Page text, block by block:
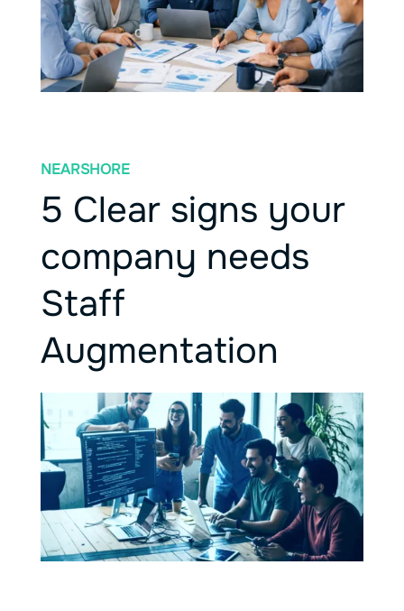
5 Clear signs your
company needs
Staff
Augmentation
NEARSHORE